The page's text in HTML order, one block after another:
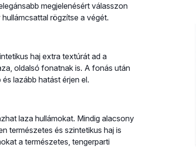
megjelenésért válasszon
rögzítse a végét.
haj extra textúrát ad a
oldalsó fonatnak is. A fonás után
lazább hatást érjen el.
laza hullámokat. Mindig alacsony
természetes és szintetikus haj is
a természetes, tengerparti